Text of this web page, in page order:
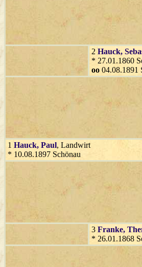
2 Hauck,
* 27.01.1860
oo 04.08.1891
1 Hauck, Paul, Landwirt
* 10.08.1897 Schönau
3 Franke,
* 26.01.1868